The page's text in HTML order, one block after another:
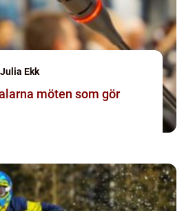
Julia Ekk
som gör